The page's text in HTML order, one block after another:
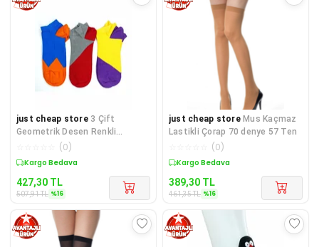
just cheap store 3 Çift
Geometrik Desen Renkli
Pamuklu Kadın Bilek Çorap
(0)
Sepette %16 İndirim
427,30 TL
507,91TL %16
just cheap store Mus Kaçmaz
Lastikli Çorap 70 denye 57 Ten
(0)
Sepette %16 İndirim
389,30 TL
461,35TL %16